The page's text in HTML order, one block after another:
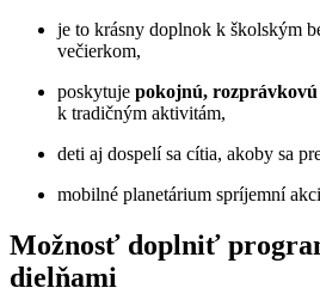
je to krásny doplnok k školským
večierkom,
poskytuje pokojnú, rozprávkovú
k tradičným aktivitám,
deti aj dospelí sa cítia, akoby sa
mobilné planetárium spríjemní
Možnosť doplniť
dielňami